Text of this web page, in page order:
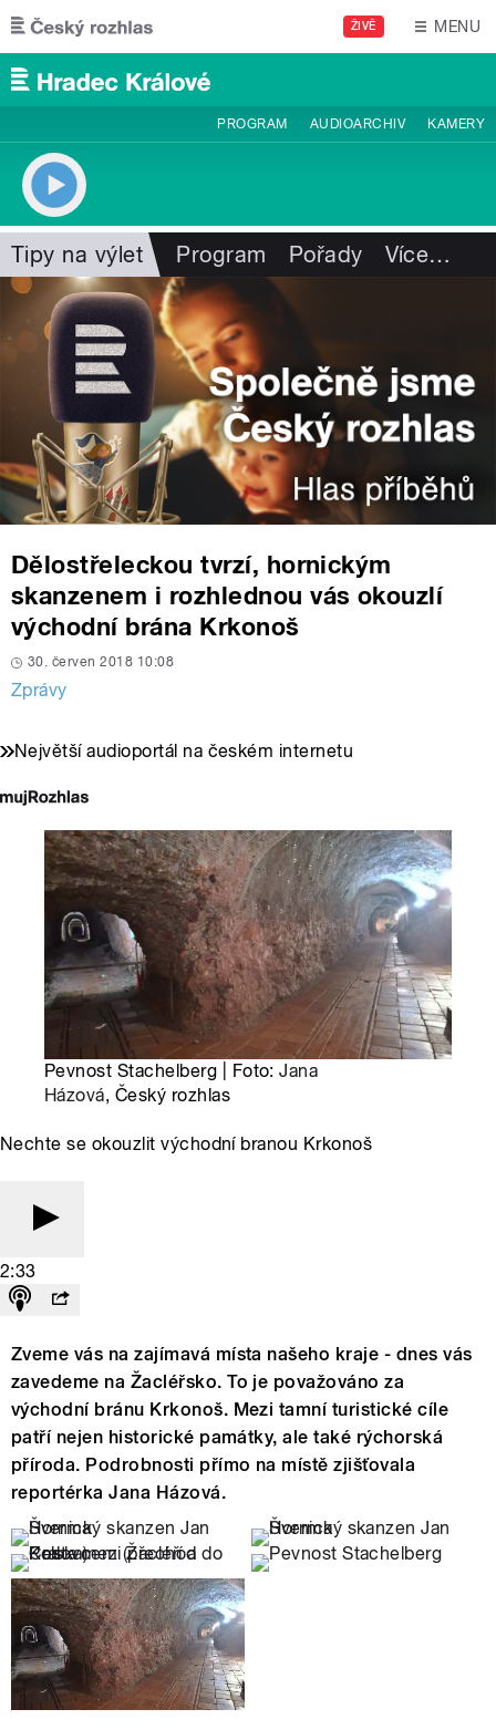
Přejít k hlavnímu obsahu
ŽIVĚ MENU
PROGRAM AUDIOARCHIV KAMERY
Tipy na výlet Program Pořady Více…
Dělostřeleckou tvrzí, hornickým
skanzenem i rozhlednou vás okouzlí
východní brána Krkonoš
30. červen 2018 10:08
Zprávy
Největší audioportál na českém internetu
Pevnost Stachelberg | Foto:Jana
Házová, Český rozhlas
Nechte se okouzlit východní branou Krkonoš
2:33
Zveme vás na zajímavá místa našeho kraje - dnes vás
zavedeme na Žacléřsko. To je považováno za
východní bránu Krkonoš. Mezi tamní turistické cíle
patří nejen historické památky, ale také rýchorská
příroda. Podrobnosti přímo na místě zjišťovala
reportérka Jana Házová.